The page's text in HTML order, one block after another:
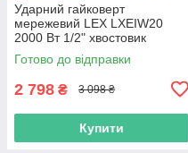
Ударний гайковерт
мережевий LEX LXEIW20
2000 Вт 1/2" хвостовик
Реверс
Готово до відправки
2 798 ₴ 3 098 ₴
Купити